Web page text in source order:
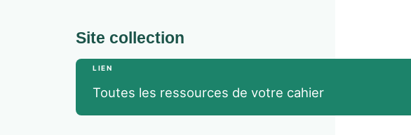
Site collection
LIEN
Toutes les ressources de votre cahier